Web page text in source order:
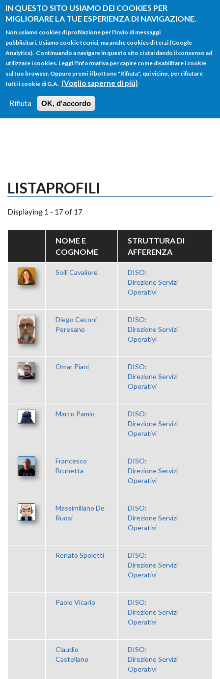
IN QUESTO SITO USIAMO DEI COOKIES PER
MIGLIORARE LA TUE ESPERIENZA DI NAVIGAZIONE.
Non usiamo cookies di profilazione per l'invio di messaggi
pubblicitari. Usiamo cookie tecnici, ma anche cookies di terzi (Google
Analytics). Continuando a navigare in questo sito ci stai dando il consenso ad
utilizzare i cookies. Leggi l'informativa per capire come disabilitare i cookie
sul tuo browser. Oppure premi il bottone "Rifiuta", qui vicino, per rifiutare
tutti i cookie di G.A. (Voglio saperne di più)
Rifiuta OK, d'accordo
Salta al contenuto principale
FORM
DI
RICERCA
Main menu
HOME TUTTI I PROFILI
LOGIN
LISTAPROFILI
Displaying 1 - 17 of 17
NOME E
COGNOME
STRUTTURA DI
AFFERENZA
Soili Cavaliere
DISO:
Direzione Servizi
Operativi
Diego Ceconi
Peresano
DISO:
Direzione Servizi
Operativi
Omar Piani
DISO:
Direzione Servizi
Operativi
Marco Pamio
DISO:
Direzione Servizi
Operativi
Francesco
Brunetta
DISO:
Direzione Servizi
Operativi
Massimiliano De
Ruosi
DISO:
Direzione Servizi
Operativi
Renato Spoletti
DISO:
Direzione Servizi
Operativi
Paolo Vicario
DISO:
Direzione Servizi
Operativi
Claudio
Castellano
DISO:
Direzione Servizi
Operativi